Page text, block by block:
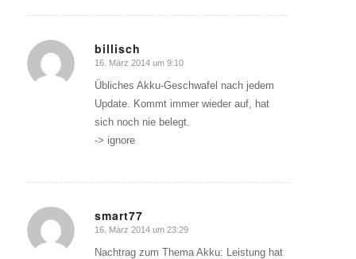
billisch
sagte:
16. März 2014 um 9:10
Übliches Akku-Geschwafel nach jedem
Update. Kommt immer wieder auf, hat
sich noch nie belegt.
-> ignore
smart77
sagte:
16. März 2014 um 23:29
Nachtrag zum Thema Akku: Leistung hat